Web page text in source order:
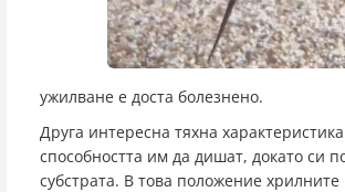
ужилване е доста болезнено.
Друга интересна тяхна
способността им да дишат, докато си
субстрата. В това положение хрилните